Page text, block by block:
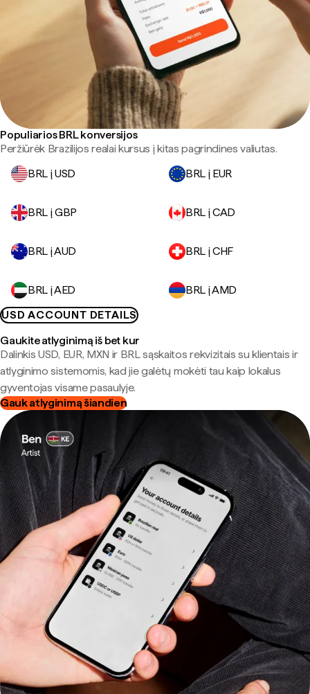
Populiarios BRL konversijos
Peržiūrėk Brazilijos realai kursus į kitas pagrindines valiutas.
BRL į USD
BRL į EUR
BRL į GBP BRL į CAD
BRL į AUD BRL į CHF
BRL į AED
BRL į AMD
USD ACCOUNT DETAILS
Gaukite atlyginimą iš bet kur
Dalinkis USD, EUR, MXN ir BRL sąskaitos rekvizitais su klientais ir
atlyginimo sistemomis, kad jie galėtų mokėti tau kaip lokalus
gyventojas visame pasaulyje.
Gauk atlyginimą šiandien